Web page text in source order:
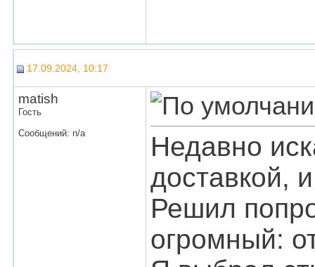
17.09.2024, 10:17
matish
Гость
Сообщений: n/a
Недавно
доставкой,
Решил
огромный: